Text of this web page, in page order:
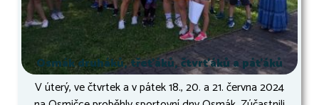
Osmák druháků, třeťáků, čtvrťáků a páťáků
V úterý, ve čtvrtek a v pátek 18., 20. a 21. června 2024